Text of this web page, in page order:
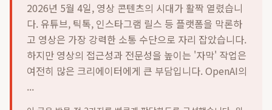
2026년 5월 4일, 영상 콘텐츠의 시대가 활짝 열렸습니
다. 유튜브, 틱톡, 인스타그램 릴스 등 플랫폼을 막론하
고 영상은 가장 강력한 소통 수단으로 자리 잡았습니다.
하지만 영상의 접근성과 전문성을 높이는 '자막' 작업은
여전히 많은 크리에이터에게 큰 부담입니다. OpenAI의
...